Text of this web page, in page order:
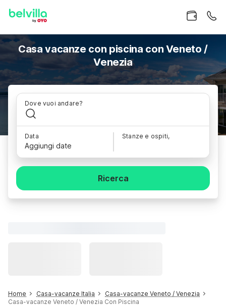
Casa vacanze con piscina con Veneto /
Venezia
Dove vuoi andare?
Data
Aggiungi date
Stanze e ospiti,
Ricerca
Home Casa-vacanze Italia
Casa-vacanze Veneto / Venezia
Casa-vacanze Veneto / Venezia Con Piscina